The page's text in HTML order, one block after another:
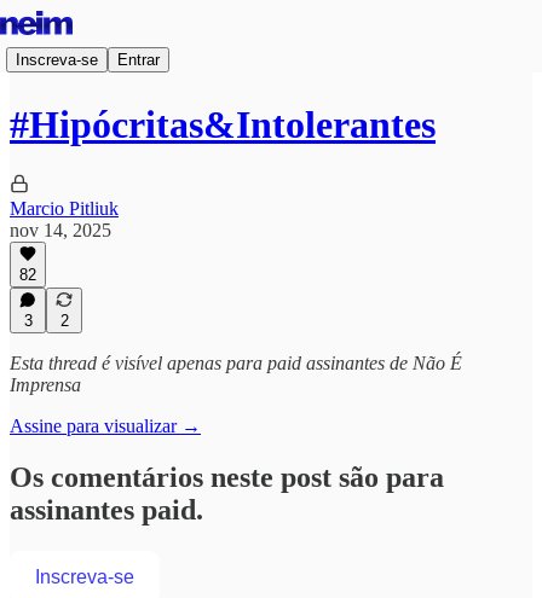
Inscreva-se Entrar
#Hipócritas&Intolerantes
Marcio Pitliuk
nov 14, 2025
82
3 2
Esta thread é visível apenas para paid assinantes de Não É
Imprensa
Assine para visualizar →
Os comentários neste post são para
assinantes paid.
Inscreva-se